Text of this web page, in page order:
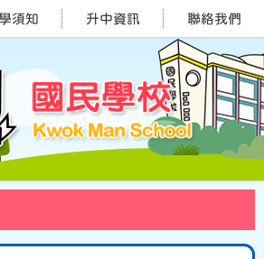
須知 升中資訊 聯絡我們